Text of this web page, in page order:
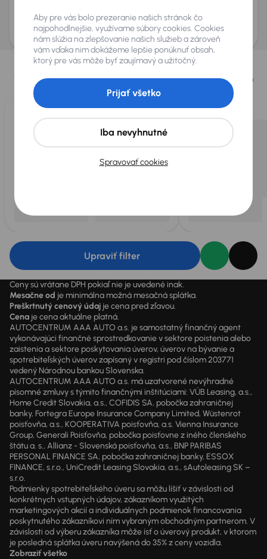
AURES Holdings a.s., so sídlom Dopravákov 874/15, Čimice, 184 00 Praha 8 bude
uchovávať a spracovávať vaše osobné údaje v súlade so zásadami ochrany a
spracovania osobných údajov.
Vybrali sme pre vás
Vyberáme pre vás tienajlepšie vozidláz našej ponuky. Každý deň
pre vás vykúpimeaž 400 vozidiel
Upraviť filter
Ceny sú vrátane DPH pokiaľ nie je uvedené inak.
Mesačne od je minimálna možná mesačná splátka.
Preškrtnutý cenový údaj je cena pred zľavou.
Cena je cena aktuálne platná.
AUTOCENTRUM AAA AUTO a.s. je samostatný finančný agent
vykonávajúci finančné sprostredkovanie v sektore poistenia alebo
zaistenia a sektore poskytovania úverov, úverov na bývanie a
spotrebiteľských úverov zapísaný v registri pod číslom 203771
vedený Národnou bankou Slovenska.
AUTOCENTRUM AAA AUTO a.s. má uzatvorené nevýhradné
písomné zmluvy s týmito finančnými inštitúciami: VÚB Leasing, a.s.,
Home Credit Slovakia, a.s., COFIDIS SA, pobočka zahraničnej
banky, Fortegra Europe Insurance Company Limited, Wüstenrot
poisťovňa, a.s., KOOPERATIVA poisťovňa, a.s. Vienna Insurance
Group, Generali Poisťovňa, pobočka poisťovne z iného členského
štátu a. s., Allianz - Slovenská poisťovňa, a.s., BNP PARIBAS
PERSONAL FINANCE SA, pobočka zahraničnej banky, ESSOX
FINANCE, s.r.o., UniCredit Leasing Slovakia, a.s., sAutoleasing SK –
s.r.o.
Podmienky spotrebiteľského úveru sa môžu líšiť v závislosti od
konkrétnych vstupných údajov, zákazníkom využitých
marketingových akcií a individuálnych podmienok financovania
poskytnutého zákazníkovi ním vybraným obchodným partnerom. V
závislosti od výberu zákazníka môže ísť o úverový produkt, v ktorom
je posledná splátka úveru navýšená do 35% z ceny vozidla.
Zobraziť všetko
Aby pre vás bolo prezeranie našich stránok čo
najpohodlnejšie, využívame súbory cookies. Cookies
nám slúžia na zlepšovanie našich služieb a zároveň
vám vďaka nim dokážeme lepšie ponúknuť obsah,
ktorý pre vás môže byť zaujímavý a užitočný.
Spravovať cookies
Iba nevyhnutné
Prijať všetko